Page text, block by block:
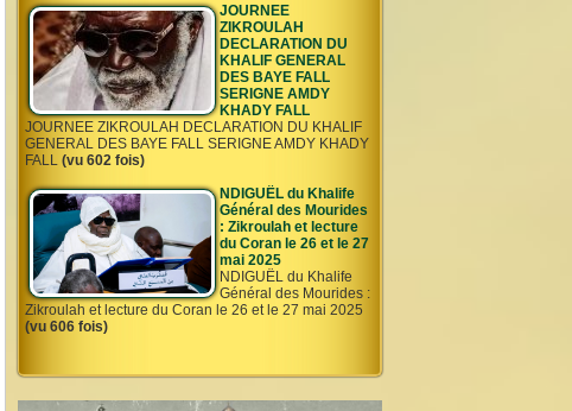
JOURNEE
ZIKROULAH
DECLARATION DU
KHALIF GENERAL
DES BAYE FALL
SERIGNE AMDY
KHADY FALL
JOURNEE ZIKROULAH DECLARATION DU KHALIF
GENERAL DES BAYE FALL SERIGNE AMDY KHADY
FALL (vu 602 fois)
NDIGUËL du Khalife
Général des Mourides
: Zikroulah et lecture
du Coran le 26 et le 27
mai 2025
NDIGUËL du Khalife
Général des Mourides :
Zikroulah et lecture du Coran le 26 et le 27 mai 2025
(vu 606 fois)